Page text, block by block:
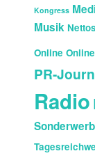
Kongress
Musik
Online
PR-
Radio